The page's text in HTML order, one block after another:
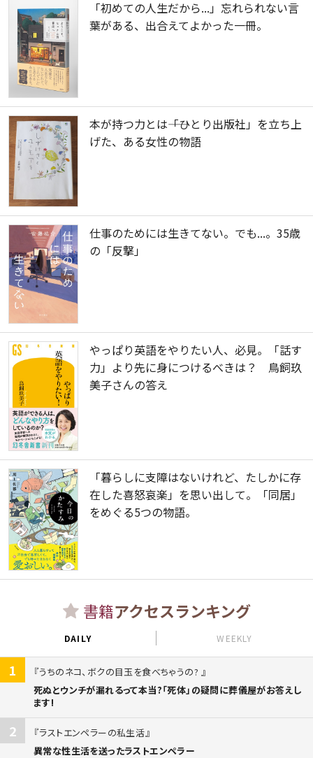
「初めての人生だから...」忘れられない言
葉がある、出合えてよかった一冊。
本が持つ力とは――「ひとり出版社」を立ち上
げた、ある女性の物語
仕事のためには生きてない。でも...。35歳
の「反撃」
やっぱり英語をやりたい人、必見。「話す
力」より先に身につけるべきは？ 鳥飼玖
美子さんの答え
「暮らしに支障はないけれど、たしかに存
在した喜怒哀楽」を思い出して。「同居」
をめぐる5つの物語。
書籍アクセスランキング
DAILY WEEKLY
1
うちのネコ、ボクの目玉を食べちゃうの?
死ぬとウンチが漏れるって本当?「死体」の疑問に葬儀屋がお答えし
ます!
2
ラストエンペラーの私生活
異常な性生活を送ったラストエンペラー